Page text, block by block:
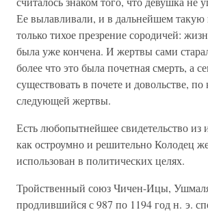
Ее вылавливали, и в дальнейшем такую
только тихое презрение сородичей:
была уже кончена. И жертвы сами
более что это была почетная смерть, а
существовать в почете и довольстве,
следующей жертвы.
Есть любопытнейшее свидетельство из
как остроумно и решительно Колодец
использован в политических целях.
Тройственный союз Чичен-Ицы,
продлившийся с 987 по 1194 год н. э.